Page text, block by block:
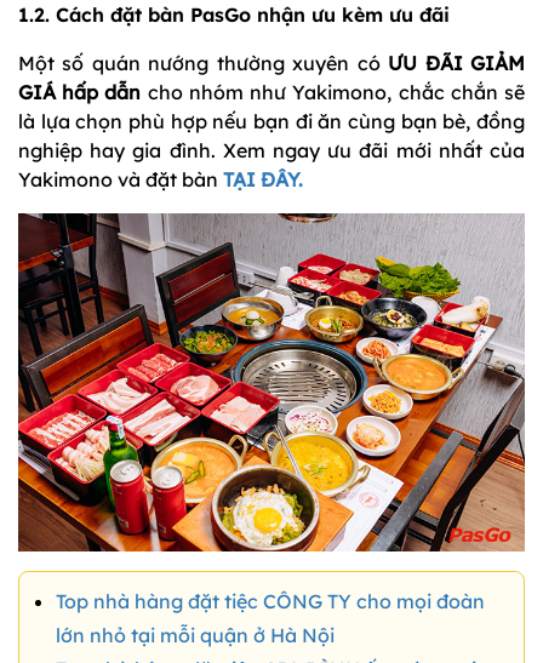
1.2. Cách đặt bàn PasGo nhận ưu kèm ưu đãi
Một số quán nướng thường xuyên có ƯU ĐÃI GIẢM
GIÁ hấp dẫn cho nhóm như Yakimono, chắc chắn sẽ
là lựa chọn phù hợp nếu bạn đi ăn cùng bạn bè, đồng
nghiệp hay gia đình. Xem ngay ưu đãi mới nhất của
Yakimono và đặt bàn TẠI ĐÂY.
Top nhà hàng đặt tiệc CÔNG TY cho mọi đoàn
lớn nhỏ tại mỗi quận ở Hà Nội